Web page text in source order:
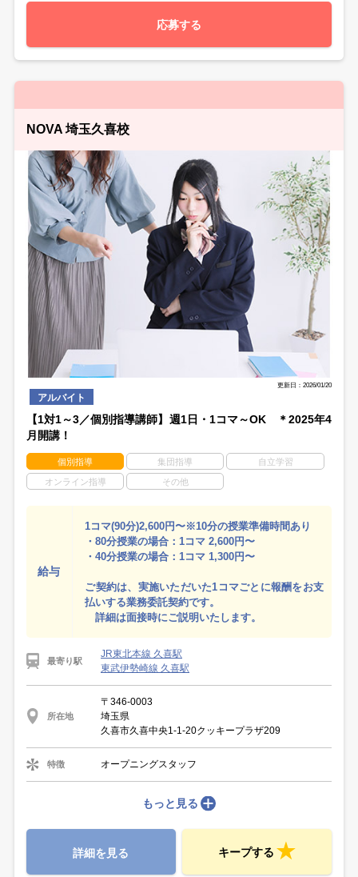
応募する
NOVA 埼玉久喜校
更新日：2026/01/20
アルバイト
【1対1～3／個別指導講師】週1日・1コマ～OK ＊2025年4
月開講！
個別指導 集団指導 自立学習
オンライン指導 その他
給与
1コマ(90分)2,600円〜※10分の授業準備時間あり
・80分授業の場合：1コマ 2,600円〜
・40分授業の場合：1コマ 1,300円〜
ご契約は、実施いただいた1コマごとに報酬をお支
払いする業務委託契約です。
詳細は面接時にご説明いたします。
最寄り駅
JR東北本線 久喜駅
東武伊勢崎線 久喜駅
所在地
〒346-0003
埼玉県
久喜市久喜中央1-1-20クッキープラザ209
特徴 オープニングスタッフ
もっと見る
詳細を見る キープする